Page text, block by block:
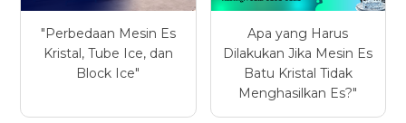
"Perbedaan Mesin Es
Kristal, Tube Ice, dan
Block Ice"
Apa yang Harus
Dilakukan Jika Mesin Es
Batu Kristal Tidak
Menghasilkan Es?"